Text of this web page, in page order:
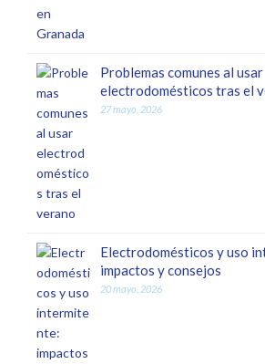
Problemas comunes al usar
electrodomésticos tras el
27 mayo, 2026
Electrodomésticos y uso
impactos y consejos
20 mayo, 2026